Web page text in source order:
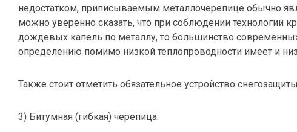
недостатком, приписываемым металлочерепице обычно
можно уверенно сказать, что при соблюдении технологии
дождевых капель по металлу, то большинство
определению помимо низкой теплопроводности имеет и
Также стоит отметить обязательное устройство
3) Битумная (гибкая) черепица.